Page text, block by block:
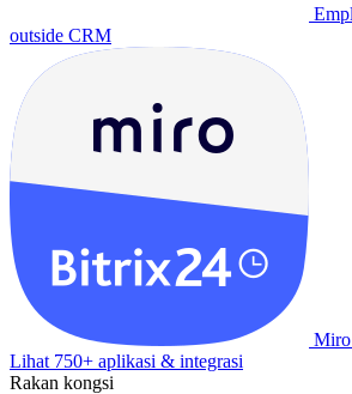
outside CRM
Miro
Lihat 750+ aplikasi & integrasi
Rakan kongsi